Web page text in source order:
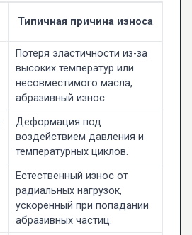
Типичная причина износа
Потеря эластичности из-за
высоких температур или
несовместимого масла,
абразивный износ.
Деформация под
воздействием давления и
температурных циклов.
Естественный износ от
радиальных нагрузок,
ускоренный при попадании
абразивных частиц.